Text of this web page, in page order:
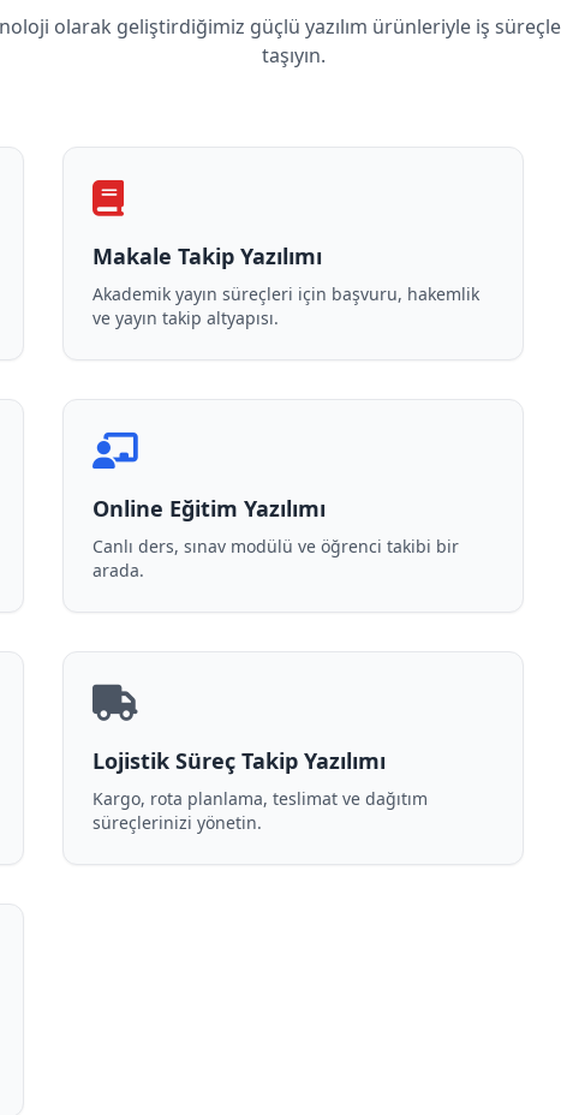
olarak geliştirdiğimiz güçlü yazılım ürünleriyle iş
taşıyın.
Makale Takip Yazılımı
Akademik yayın süreçleri için başvuru, hakemlik
ve yayın takip altyapısı.
Online Eğitim Yazılımı
Canlı ders, sınav modülü ve öğrenci takibi bir
arada.
Lojistik Süreç Takip Yazılımı
Kargo, rota planlama, teslimat ve dağıtım
süreçlerinizi yönetin.